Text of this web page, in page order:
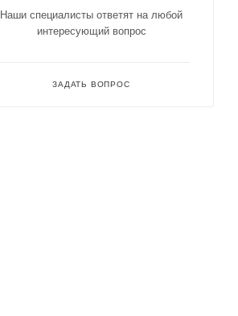
Наши специалисты ответят на любой
интересующий вопрос
ЗАДАТЬ ВОПРОС